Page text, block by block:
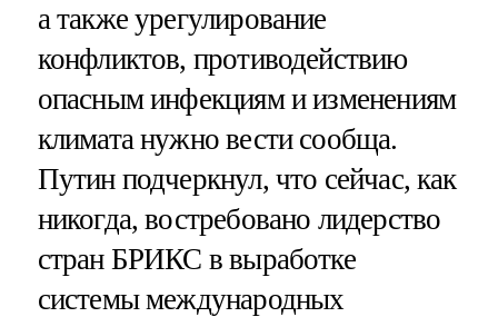
а также урегулирование
конфликтов, противодействию
опасным инфекциям и изменениям
климата нужно вести сообща.
Путин подчеркнул, что сейчас, как
никогда, востребовано лидерство
стран БРИКС в выработке
системы международных